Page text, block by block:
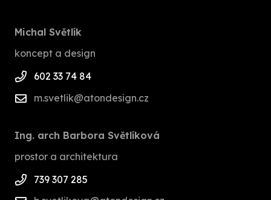
Michal Světlík
koncept a design
602 33 74 84
m.svetlik@atondesign.cz
Ing. arch Barbora Světlíková
prostor a architektura
739 307 285